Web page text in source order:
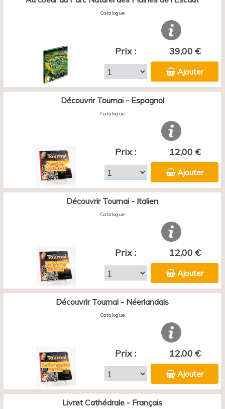
Catalogue
Prix : 39,00 €
Ajouter
Découvrir Tournai - Espagnol
Catalogue
Prix : 12,00 €
Ajouter
Découvrir Tournai - Italien
Catalogue
Prix : 12,00 €
Ajouter
Découvrir Tournai - Néerlandais
Catalogue
Prix : 12,00 €
Ajouter
Livret Cathédrale - Français